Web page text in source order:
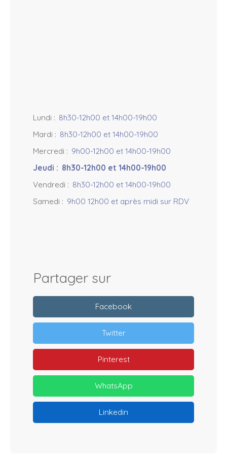
Lundi : 8h30-12h00 et 14h00-19h00
Mardi : 8h30-12h00 et 14h00-19h00
Mercredi : 9h00-12h00 et 14h00-19h00
Jeudi : 8h30-12h00 et 14h00-19h00
Vendredi : 8h30-12h00 et 14h00-19h00
Samedi : 9h00 12h00 et après midi sur RDV
Partager sur
Facebook
Twitter
Pinterest
WhatsApp
Linkedin